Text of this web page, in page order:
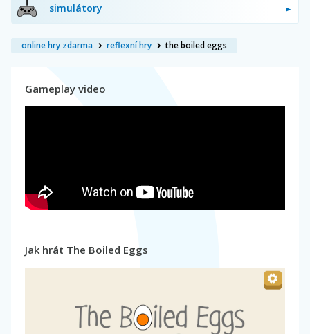
simulátory
online hry zdarma reflexní hry the boiled eggs
Gameplay video
Jak hrát The Boiled Eggs